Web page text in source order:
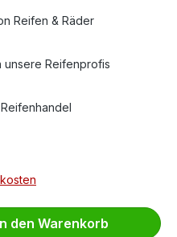
Reifen & Räder
unsere Reifenprofis
den gewünschten
den Warenkorb